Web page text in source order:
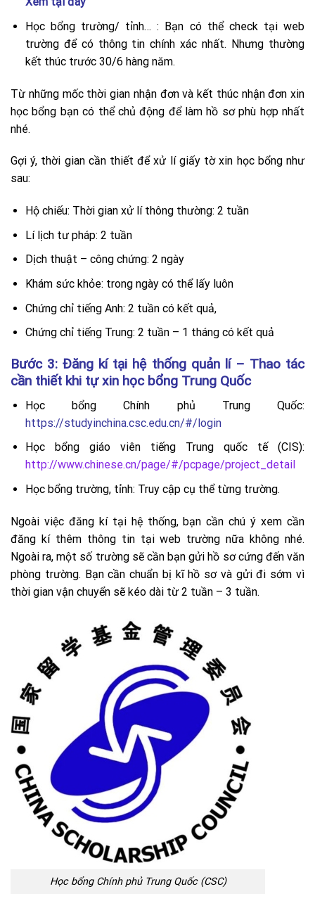
Học bổng trường/ tỉnh… : Bạn có thể check tại web
trường để có thông tin chính xác nhất. Nhưng thường
kết thúc trước 30/6 hàng năm.
Từ những mốc thời gian nhận đơn và kết thúc nhận đơn xin
học bổng bạn có thể chủ động để làm hồ sơ phù hợp nhất
nhé.
Gợi ý, thời gian cần thiết để xử lí giấy tờ xin học bổng như
sau:
Hộ chiếu: Thời gian xử lí thông thường: 2 tuần
Lí lịch tư pháp: 2 tuần
Dịch thuật – công chứng: 2 ngày
Khám sức khỏe: trong ngày có thể lấy luôn
Chứng chỉ tiếng Anh: 2 tuần có kết quả,
Chứng chỉ tiếng Trung: 2 tuần – 1 tháng có kết quả
Bước 3: Đăng kí tại hệ thống quản lí – Thao tác
cần thiết khi tự xin học bổng Trung Quốc
Học bổng Chính phủ Trung Quốc:
https://studyinchina.csc.edu.cn/#/login
Học bổng giáo viên tiếng Trung quốc tế (CIS):
http://www.chinese.cn/page/#/pcpage/project_detail
Học bổng trường, tỉnh: Truy cập cụ thể từng trường.
Ngoài việc đăng kí tại hệ thống, bạn cần chú ý xem cần
đăng kí thêm thông tin tại web trường nữa không nhé.
Ngoài ra, một số trường sẽ cần bạn gửi hồ sơ cứng đến văn
phòng trường. Bạn cần chuẩn bị kĩ hồ sơ và gửi đi sớm vì
thời gian vận chuyển sẽ kéo dài từ 2 tuần – 3 tuần.
Học bổng Chính phủ Trung Quốc (CSC)